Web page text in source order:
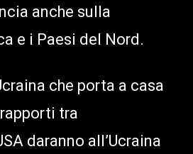
anche sulla
e i Paesi del Nord.
che porta a casa
tra
daranno all’Ucraina